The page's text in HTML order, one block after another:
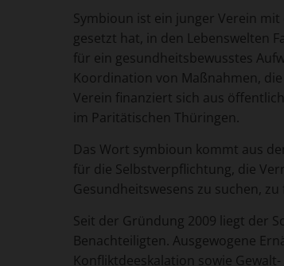
Symbioun ist ein junger Verein
gesetzt hat, in den Lebenswelten
für ein gesundheitsbewusstes
Koordination von Maßnahmen,
Verein finanziert sich aus
im Paritätischen Thüringen.
Das Wort symbioun kommt aus
für die Selbstverpflichtung, die
Gesundheitswesens zu suchen,
Seit der Gründung 2009 liegt der
Benachteiligten. Ausgewogene
Konfliktdeeskalation sowie